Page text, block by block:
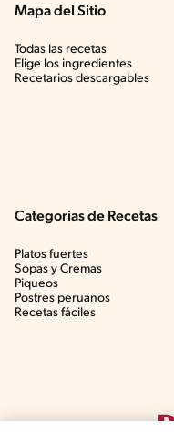
Mapa del Sitio
Todas las recetas
Elige los ingredientes
Recetarios descargables
Categorias de Recetas
Platos fuertes
Sopas y Cremas
Piqueos
Postres peruanos
Recetas fáciles